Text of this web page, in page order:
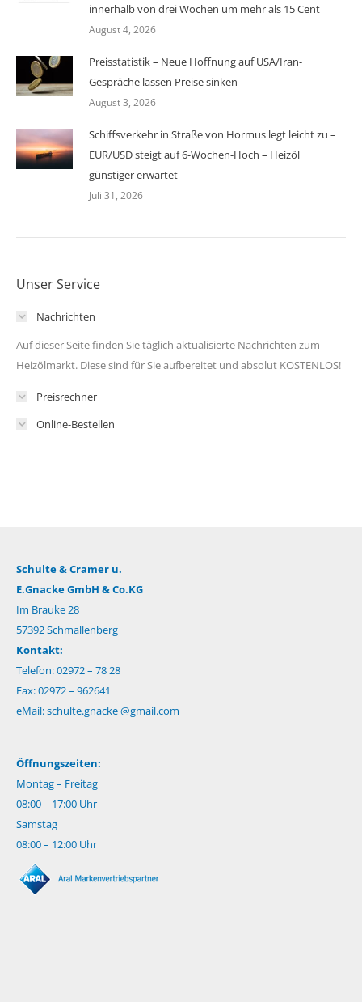
innerhalb von drei Wochen um mehr als 15 Cent
August 4, 2026
Preisstatistik – Neue Hoffnung auf USA/Iran-
Gespräche lassen Preise sinken
August 3, 2026
Schiffsverkehr in Straße von Hormus legt leicht zu –
EUR/USD steigt auf 6-Wochen-Hoch – Heizöl
günstiger erwartet
Juli 31, 2026
Unser Service
Nachrichten
Auf dieser Seite finden Sie täglich aktualisierte Nachrichten zum
Heizölmarkt. Diese sind für Sie aufbereitet und absolut KOSTENLOS!
Preisrechner
Online-Bestellen
Schulte & Cramer u.
E.Gnacke GmbH & Co.KG
Im Brauke 28
57392 Schmallenberg
Kontakt:
Telefon: 02972 – 78 28
Fax: 02972 – 962641
eMail:schulte.gnacke @gmail.com
Öffnungszeiten:
Montag – Freitag
08:00 – 17:00 Uhr
Samstag
08:00 – 12:00 Uhr